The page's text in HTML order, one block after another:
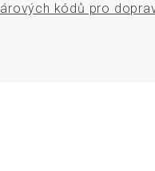
kódů pro